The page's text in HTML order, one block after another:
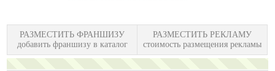
РАЗМЕСТИТЬ ФРАНШИЗУ
добавить франшизу в каталог
РАЗМЕСТИТЬ РЕКЛАМУ
стоимость размещения рекламы